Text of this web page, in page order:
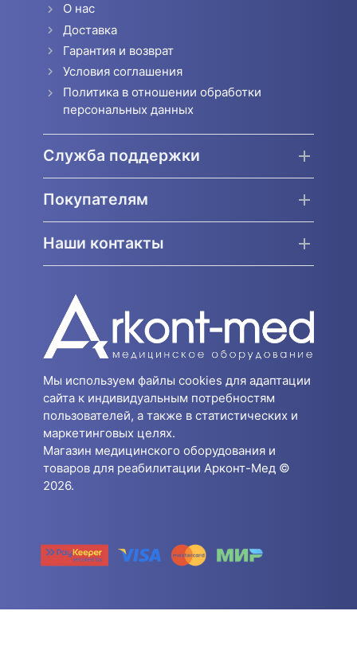
12 тест-полосок для выявления: амфетамина,
марихуаны, морфина/героина, кокаина, метамфетамина,
барбитуратов, бензодиазепина, фенциклидина,
метадона, экстази(мдма), трициклических
антидепрессантов.
О нас
Доставка
Гарантия и возврат
Условия соглашения
Политика в отношении обработки
персональных данных
Служба поддержки
Покупателям
Наши контакты
Мы используем файлы cookies для адаптации
сайта к индивидуальным потребностям
пользователей, а также в статистических и
маркетинговых целях.
Магазин медицинского оборудования и
товаров для реабилитации Арконт-Мед ©
2026.